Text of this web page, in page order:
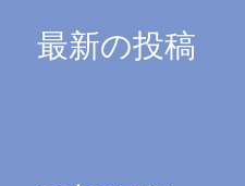
最新の投稿